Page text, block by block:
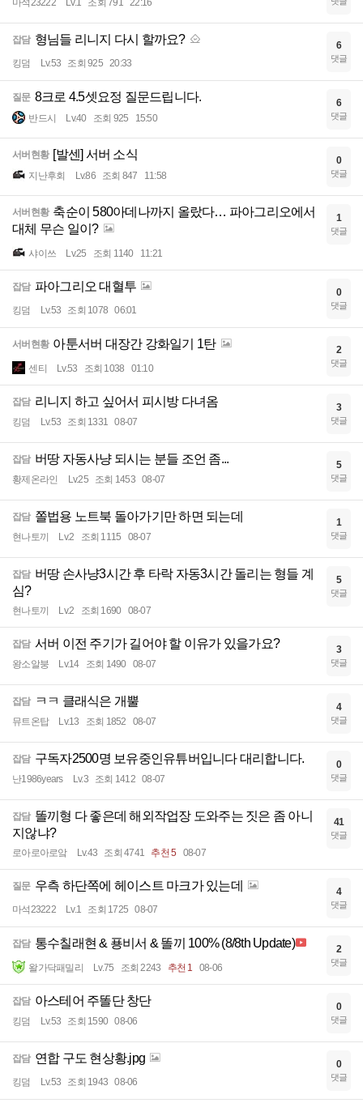
마석23222 Lv.1 조회 791 22:16
잡담 형님들 리니지 다시 할까요?
킹덤 Lv.53 조회 925 20:33
6
댓글
질문 8크로 4.5셋요정 질문드립니다.
반드시 Lv.40 조회 925 15:50
6
댓글
서버현황 [발센] 서버 소식
지난후회 Lv.86 조회 847 11:58
0
댓글
서버현황 축순이 580아데나까지 올랐다… 파아그리오에서
대체 무슨 일이?
샤이쓰 Lv.25 조회 1140 11:21
1
댓글
잡담 파아그리오 대혈투
킹덤 Lv.53 조회 1078 06:01
0
댓글
서버현황 아툰서버 대장간 강화일기 1탄
센티 Lv.53 조회 1038 01:10
2
댓글
잡담 리니지 하고 싶어서 피시방 다녀옴
킹덤 Lv.53 조회 1331 08-07
3
댓글
잡담 버땅 자동사냥 되시는 분들 조언 좀...
황제온라인 Lv.25 조회 1453 08-07
5
댓글
잡담 쫄법용 노트북 돌아가기만 하면 되는데
현나토끼 Lv.2 조회 1115 08-07
1
댓글
잡담 버땅 손사냥3시간 후 타락 자동3시간 돌리는 형들 계
심?
현나토끼 Lv.2 조회 1690 08-07
5
댓글
잡담 서버 이전 주기가 길어야 할 이유가 있을가요?
왕소알붕 Lv.14 조회 1490 08-07
3
댓글
잡담 ㅋㅋ 클래식은 개뿔
뮤트온탑 Lv.13 조회 1852 08-07
4
댓글
잡담 구독자2500명 보유중인유튜버입니다 대리합니다.
난1986years Lv.3 조회 1412 08-07
0
댓글
잡담 똘끼형 다 좋은데 해외작업장 도와주는 짓은 좀 아니
지않냐?
로아로아로앜 Lv.43 조회 4741 추천 5 08-07
41
댓글
질문 우측 하단쪽에 헤이스트 마크가 있는데
마석23222 Lv.1 조회 1725 08-07
4
댓글
잡담 통수칠래현 & 푱비서 & 똘끼 100% (8/8th Update)
왈가닥패밀리 Lv.75 조회 2243 추천 1 08-06
2
댓글
잡담 아스테어 주똘단 창단
킹덤 Lv.53 조회 1590 08-06
0
댓글
잡담 연합 구도 현상황.jpg
킹덤 Lv.53 조회 1943 08-06
0
댓글